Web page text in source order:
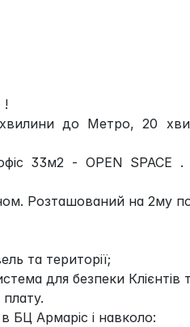
!
до Метро, 20
33м2 - OPEN SPACE
Розташований на 2му
та території;
для безпеки Клієнтів
БЦ Армаріс і навколо: